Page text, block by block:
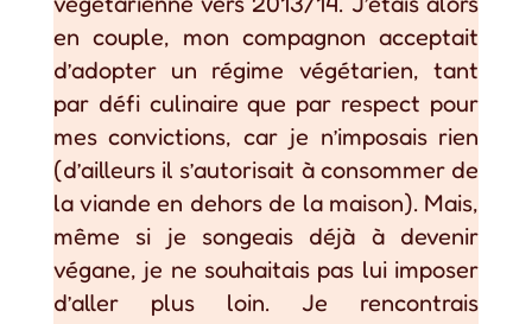
en couple, mon compagnon acceptait
d’adopter un régime végétarien, tant
par défi culinaire que par respect pour
mes convictions, car je n’imposais rien
(d’ailleurs il s’autorisait à consommer de
la viande en dehors de la maison). Mais,
même si je songeais déjà à devenir
végane, je ne souhaitais pas lui imposer
d’aller plus loin. Je rencontrais